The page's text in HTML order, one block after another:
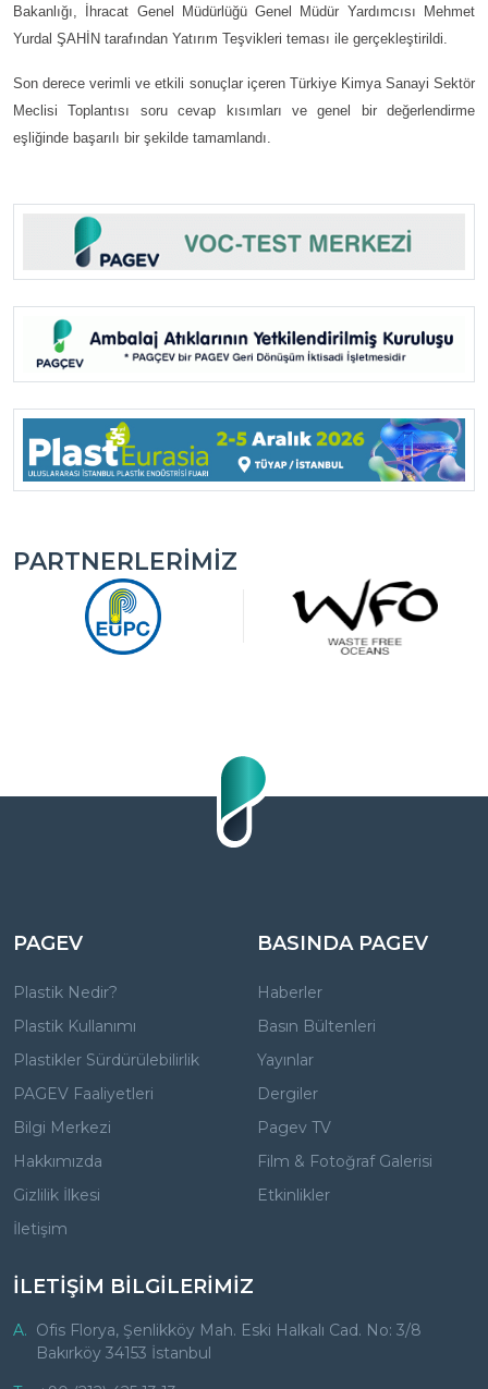
Bakanlığı, İhracat Genel Müdürlüğü Genel Müdür Yardımcısı Mehmet
Yurdal ŞAHİN tarafından Yatırım Teşvikleri teması ile gerçekleştirildi.
Son derece verimli ve etkili sonuçlar içeren Türkiye Kimya Sanayi Sektör
Meclisi Toplantısı soru cevap kısımları ve genel bir değerlendirme
eşliğinde başarılı bir şekilde tamamlandı.
PARTNERLERIMIZ
PAGEV
Plastik Nedir?
Plastik Kullanımı
Plastikler Sürdürülebilirlik
PAGEV Faaliyetleri
Bilgi Merkezi
Hakkımızda
Gizlilik İlkesi
İletişim
BASINDA PAGEV
Haberler
Basın Bültenleri
Yayınlar
Dergiler
Pagev TV
Film & Fotoğraf Galerisi
Etkinlikler
İLETİŞİM BİLGİLERİMİZ
A. Ofis Florya, Şenlikköy Mah. Eski Halkalı Cad. No: 3/8
Bakırköy 34153 İstanbul